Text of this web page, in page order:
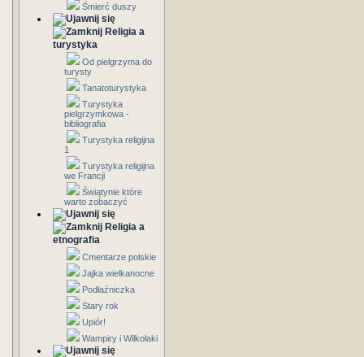
Śmierć duszy
Religia a
turystyka
Od pielgrzyma do
turysty
Tanatoturystyka
Turystyka
pielgrzymkowa -
bibliografia
Turystyka religijna
1
Turystyka religijna
we Francji
Świątynie które
warto zobaczyć
Religia a
etnografia
Cmentarze polskie
Jajka wielkanocne
Podłaźniczka
Stary rok
Upiór!
Wampiry i Wilkołaki